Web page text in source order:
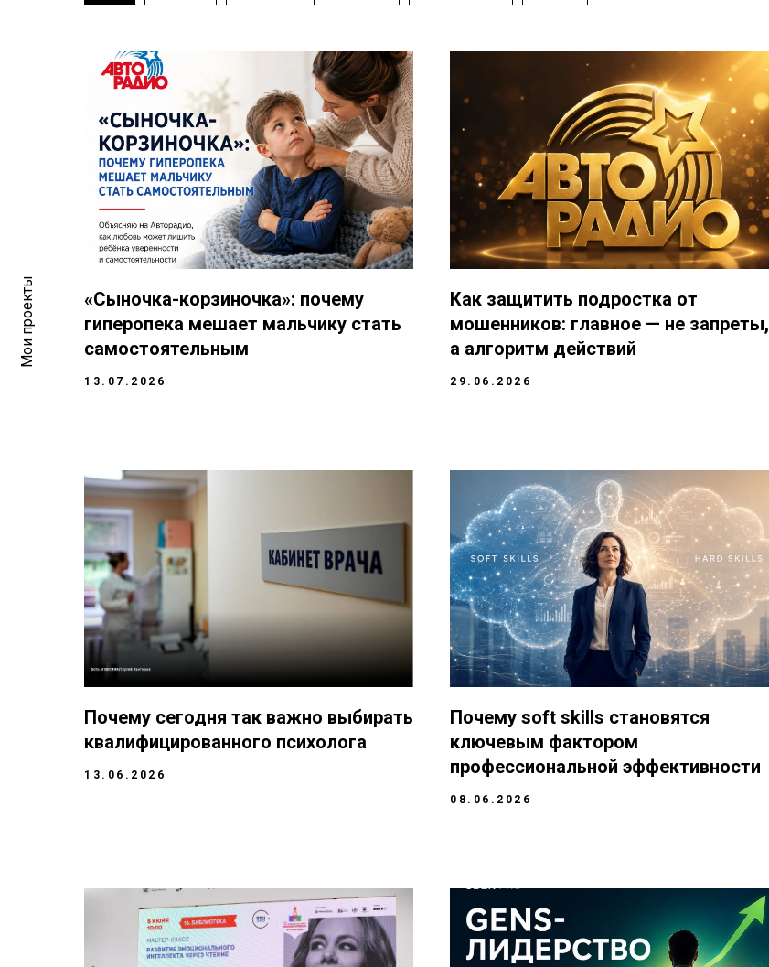
Мои проекты
«Сыночка-корзиночка»: почему
гиперопека мешает мальчику стать
самостоятельным
13.07.2026
Как защитить подростка от
мошенников: главное — не запреты,
а алгоритм действий
29.06.2026
Почему сегодня так важно выбирать
квалифицированного психолога
13.06.2026
Почему soft skills становятся
ключевым фактором
профессиональной эффективности
08.06.2026